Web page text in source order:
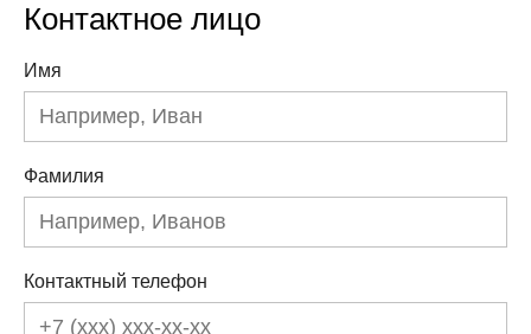
Контактное лицо
Имя
Фамилия
Контактный телефон